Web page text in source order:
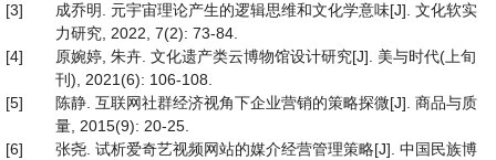
[3]
成乔明. 元宇宙理论产生的逻辑思维和文化学意味[J]. 文化软实
力研究, 2022, 7(2): 73-84.
[4]
原婉婷, 朱卉. 文化遗产类云博物馆设计研究[J]. 美与时代(上旬
刊), 2021(6): 106-108.
[5]
陈静. 互联网社群经济视角下企业营销的策略探微[J]. 商品与质
量, 2015(9): 20-25.
[6]
张尧. 试析爱奇艺视频网站的媒介经营管理策略[J]. 中国民族博